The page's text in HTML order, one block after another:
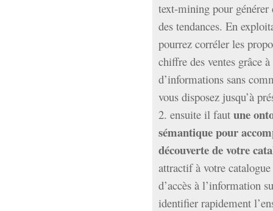
text-mining pour générer
des tendances. En
pourrez corréler les
chiffre des ventes grâce
d’informations sans
vous disposez jusqu’à
2. ensuite il faut une
sémantique pour
découverte de votre
attractif à votre
d’accès à l’information
identifier rapidement